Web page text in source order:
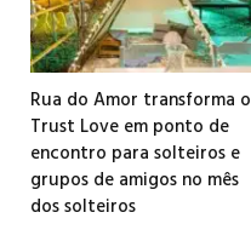
Rua do Amor transforma o
Trust Love em ponto de
encontro para solteiros e
grupos de amigos no mês
dos solteiros